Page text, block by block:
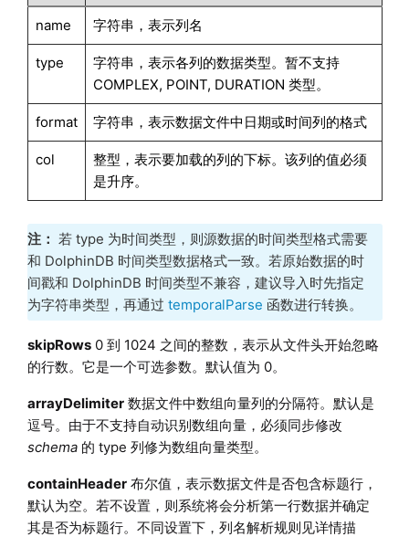
name 字符串，表示列名
type
字符串，表示各列的数据类型。暂不支持
COMPLEX, POINT, DURATION 类型。
format 字符串，表示数据文件中日期或时间列的格式
col
整型，表示要加载的列的下标。该列的值必须
是升序。
注： 若 type 为时间类型，则源数据的时间类型格式需要
和 DolphinDB 时间类型数据格式一致。若原始数据的时
间戳和 DolphinDB 时间类型不兼容，建议导入时先指定
为字符串类型，再通过 temporalParse 函数进行转换。
skipRows0 到 1024 之间的整数，表示从文件头开始忽略
的行数。它是一个可选参数。默认值为 0。
arrayDelimiter数据文件中数组向量列的分隔符。默认是
逗号。由于不支持自动识别数组向量，必须同步修改
schema的 type 列修为数组向量类型。
containHeader布尔值，表示数据文件是否包含标题行，
默认为空。若不设置，则系统将会分析第一行数据并确定
其是否为标题行。不同设置下，列名解析规则见详情描